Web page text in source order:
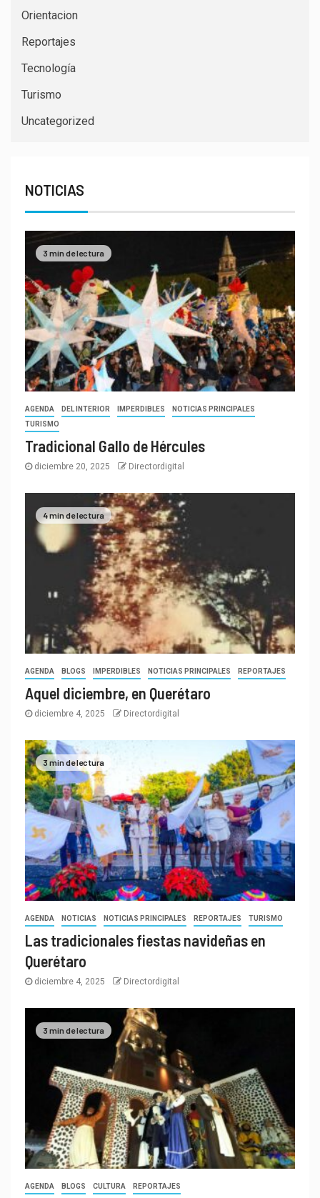
Orientacion
Reportajes
Tecnología
Turismo
Uncategorized
NOTICIAS
3 min de lectura
AGENDA DEL INTERIOR IMPERDIBLES
NOTICIAS PRINCIPALES
TURISMO
Tradicional Gallo de Hércules
diciembre 20, 2025 Directordigital
4 min de lectura
AGENDA BLOGS IMPERDIBLES NOTICIAS PRINCIPALES REPORTAJES
Aquel diciembre, en Querétaro
diciembre 4, 2025 Directordigital
3 min de lectura
AGENDA NOTICIAS NOTICIAS PRINCIPALES REPORTAJES TURISMO
Las tradicionales fiestas navideñas en
Querétaro
diciembre 4, 2025 Directordigital
3 min de lectura
AGENDA BLOGS CULTURA REPORTAJES